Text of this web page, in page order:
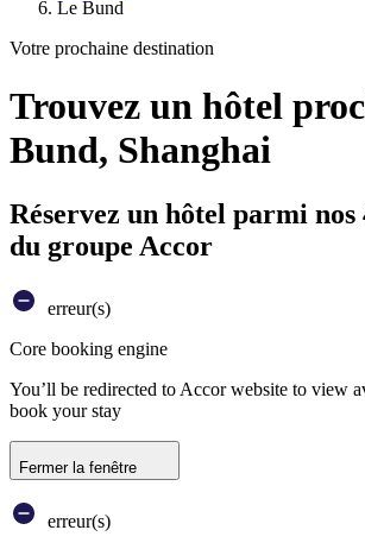
Le Bund
Votre prochaine destination
Trouvez un hôtel
Bund, Shanghai
Réservez un hôtel parmi nos
du groupe Accor
erreur(s)
Core booking engine
You’ll be redirected to Accor website to view
book your stay
Fermer la fenêtre
erreur(s)